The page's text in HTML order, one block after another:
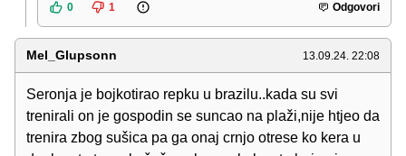
0 1 Odgovori
Mel_Glupsonn 13.09.24. 22:08
Seronja je bojkotirao repku u brazilu..kada su svi
trenirali on je gospodin se suncao na plaži,nije htjeo da
trenira zbog sušica pa ga onaj crnjo otrese ko kera u